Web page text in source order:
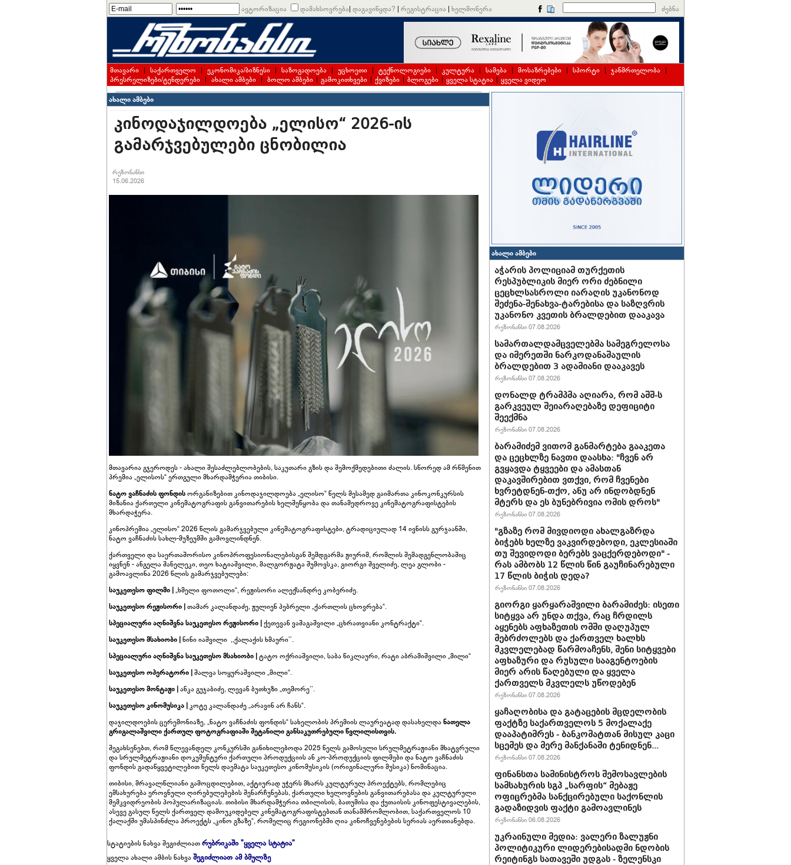
ავტორიზაცია დამახსოვრება| დაგავიწყდა? | რეგისტრაცია | ხელმოწერა ძებნა
მთავარი | საქართველო | ეკონომიკა/ბიზნესი | საზოგადოება | უცხოეთი | ტექნოლოგიები | კულტურა | სამება | მოსაზრებები | სპორტი | ჯანმრთელობა |
პრესრელიზები/ტენდერები | ახალი ამბები | ბოლო ამბები | გამოკითხვები | ქვიზები | ბლოგები | ყველა სტატია | ყველა ვიდეო
ახალი ამბები
კინოდაჯილდოება „ელისო“ 2026-ის
გამარჯვებულები ცნობილია
რეზონანსი
15.06.2026
მთავარია გჯეროდეს - ახალი შესაძლებლობების, საკუთარი გზის და შემოქმედებითი ძალის. სწორედ ამ რწმენით
პრემია „ელისოს“ ერთგული მხარდამჭერია თიბისი.
ნატო ვაჩნაძის ფონდისორგანიზებით კინოდაჯილდოება „ელისო“ წელს მესამედ გაიმართა კინოკონკურსის
მიზანია ქართული კინემატოგრაფის განვითარების ხელშეწყობა და თანამედროვე კინემატოგრაფისტების
მხარდაჭერა.
კინოპრემია „ელისო“ 2026 წლის გამარჯვებული კინემატოგრაფისტები, ტრადიციულად 14 ივნისს გურჯაანში,
ნატო ვაჩნაძის სახლ-მუზეუმში გამოვლინდნენ.
ქართველი და საერთაშორისო კინოპროფესიონალებისგან შემდგარმა ჟიურიმ, რომლის შემადგენლობაშიც
იყვნენ - ანგელა შანელეკი, თეო ხატიაშვილი, მალგორჟატა შუმოვსკა, გიორგი შველიძე, ლეა გლობი -
გამოავლინა 2026 წლის გამარჯვებულები:
საუკეთესო ფილმი |„ხმელი ფოთოლი“, რეჟისორი ალექსანდრე კობერიძე.
საუკეთესო რეჟისორი |თამარ კალანდაძე, ჟულიენ პებრელი „ქართლის ცხოვრება“.
სპეციალური აღნიშვნა საუკეთესო რეჟისორი |ქეთევან ვაშაგაშვილი „ცხრათვიანი კონტრაქტი“.
საუკეთესო მსახიობი |ნინი იაშვილი ,,ქალაქის ხმაური’’.
სპეციალური აღნიშვნა საუკეთესო მსახიობი |ტატო ოქრიაშვილი, საბა წიკლაური, რატი აბრამიშვილი „მილი“
საუკეთესო ოპერატორი |შალვა სოყურაშვილი „მილი“.
საუკეთესო მონტაჟი |ანკა გუჯაბიძე, ლევან ბუთხუზი „თემორე’’.
საუკეთესო კინომუსიკა | კოტე კალანდაძე „არავინ არ ჩანს“.
დაჯილდოების ცერემონიაზე, „ნატო ვაჩნაძის ფონდის“ სახელობის პრემიის ლაურეატად დასახელდანათელა
გრიგალაშვილი ქართულ ფოტოგრაფიაში შეტანილი განსაკუთრებული წვლილისთვის.
შეგახსენებთ, რომ წლევანდელ კონკურსში განიხილებოდა 2025 წელს გამოსული სრულმეტრაჟიანი მხატვრული
და სრულმეტრაჟიანი დოკუმენტური ქართული პროდუქციის ან კო-პროდუქციის ფილმები და ნატო ვაჩნაძის
ფონდის გადაწყვეტილებით წელს დაემატა საუკეთესო კინომუსიკის (ორიგინალური მუსიკა) ნომინაცია.
თიბისი, მრავალწლიანი გამოცდილებით, აქტიურად უჭერს მხარს კულტურულ პროექტებს, რომლებიც
ემსახურება ეროვნული ღირებულებების შენარჩუნებას, ქართული ხელოვნების განვითარებასა და კულტურული
მემკვიდრეობის პოპულარიზაციას. თიბისი მხარდამჭერია თბილისის, ბათუმისა და ქუთაისის კინოფესტივალების,
ასევე გასულ წელს ქართველ დამოუკიდებელ კინემატოგრაფისტებთან თანამშრომლობით, საქართველოს 10
ქალაქში უმასპინძლა პროექტს „კინო გზაზე“, რომელიც რეგიონებში ღია კინოჩვენებების სერიას აერთიანებდა.
სტატიების ნახვა შეგიძლიათრუბრიკაში "ყველა სტატია"
ყველა ახალი ამბის ნახვაშეგიძლიათ ამ ბმულზე
ახალი ამბები
აჭარის პოლიციამ თურქეთის
რესპუბლიკის მიერ ორი ძებნილი
ცეცხლსასროლი იარაღის უკანონოდ
შეძენა-შენახვა-ტარებისა და საზღვრის
უკანონო კვეთის ბრალდებით დააკავა
რეზონანსი 07.08.2026
სამართალდამცველებმა სამეგრელოსა
და იმერეთში ნარკოდანაშაულის
ბრალდებით 3 ადამიანი დააკავეს
რეზონანსი 07.08.2026
დონალდ ტრამპმა აღიარა, რომ აშშ-ს
გარკვეულ შეიარაღებაზე დეფიციტი
შეექმნა
რეზონანსი 07.08.2026
ბარამიძემ ვითომ განმარტება გააკეთა
და ცეცხლზე ნავთი დაასხა: "ჩვენ არ
გვყავდა ტყვეები და ამასთან
დაკავშირებით ვთქვი, რომ ჩვენები
ხვრეტდნენ-თქო, ანუ არ ინდობდნენ
მტერს და ეს ბუნებრივია ომის დროს"
რეზონანსი 07.08.2026
"გზაზე რომ მივდიოდი ახალგაზრდა
ბიჭებს ხელზე ვაკვირდებოდი, ეკლესიაში
თუ შევიდოდი ბერებს ვაცქერდებოდი" -
რას ამბობს 12 წლის წინ გაუჩინარებული
17 წლის ბიჭის დედა?
რეზონანსი 07.08.2026
გიორგი ყარყარაშვილი ბარამიძეს: ისეთი
სიტყვა არ უნდა თქვა, რაც ჩრდილს
აყენებს აფხაზეთის ომში დაღუპულ
მებრძოლებს და ქართველ ხალხს
მკვლელებად წარმოაჩენს, შენი სიტყვები
აფხაზური და რუსული სააგენტოების
მიერ არის წაღებული და ყველა
ქართველს მკვლელს უწოდებენ
რეზონანსი 07.08.2026
ყაჩაღობისა და გატაცების მცდელობის
ფაქტზე საქართველოს 5 მოქალაქე
დააპატიმრეს - ბანკომატთან მისულ კაცი
სცემეს და მერე მანქანაში ტენიდნენ...
რეზონანსი 07.08.2026
ფინანსთა სამინისტროს შემოსავლების
სამსახურის სგპ „სარფის“ მებაჟე
ოფიცრებმა სანქცირებული საქონლის
გადაზიდვის ფაქტი გამოავლინეს
რეზონანსი 06.08.2026
უკრაინული მედია: ვალერი ზალუჟნი
პოლიტიკური ლიდერებისადმი ნდობის
რეიტინგს სათავეში უდგას - ზელენსკი